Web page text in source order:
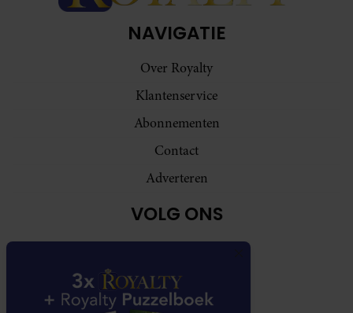
NAVIGATIE
Over Royalty
Klantenservice
Abonnementen
Contact
Adverteren
VOLG ONS